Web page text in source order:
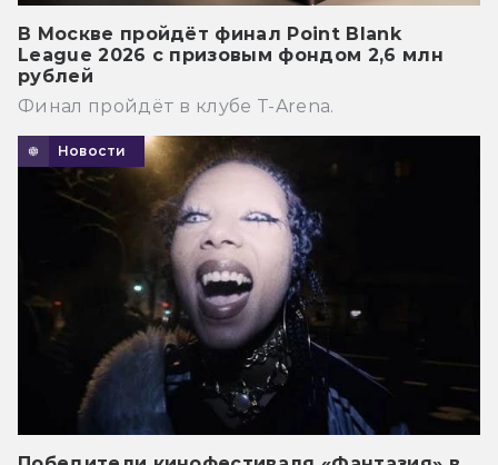
В Москве пройдёт финал Point Blank
League 2026 с призовым фондом 2,6 млн
рублей
Финал пройдёт в клубе T-Arena.
Новости